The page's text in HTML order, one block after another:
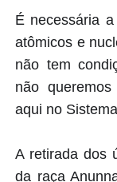
É necessária
atômicos e
não tem
não
aqui no
A retirada dos
da raça